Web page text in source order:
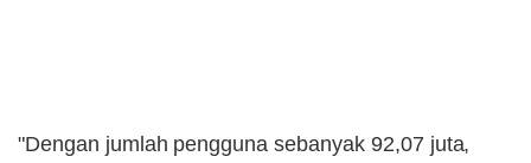
"Dengan jumlah pengguna sebanyak 92,07 juta,